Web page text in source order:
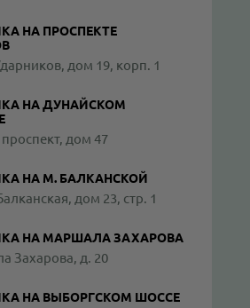
НА ПРОСПЕКТЕ
дом 19, корп. 1
НА ДУНАЙСКОМ
дом 47
НА М. БАЛКАНСКОЙ
дом 23, стр. 1
НА МАРШАЛА ЗАХАРОВА
Захарова, д. 20
НА ВЫБОРГСКОМ ШОССЕ